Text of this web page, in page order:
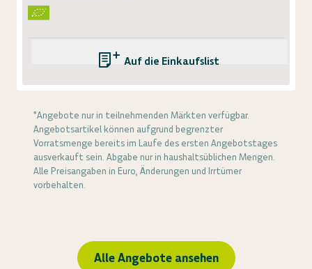
Auf die Einkaufsliste
*Angebote nur in teilnehmenden Märkten verfügbar.
Angebotsartikel können aufgrund begrenzter
Vorratsmenge bereits im Laufe des ersten Angebotstages
ausverkauft sein. Abgabe nur in haushaltsüblichen Mengen.
Alle Preisangaben in Euro, Änderungen und Irrtümer
vorbehalten.
Alle Angebote ansehen